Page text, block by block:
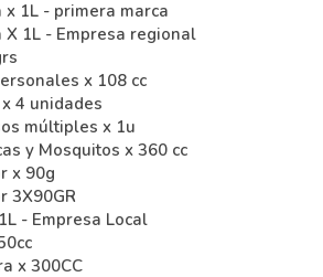
x 1L - primera marca
X 1L - Empresa regional
x 108 cc
4 unidades
múltiples x 1u
y Mosquitos x 360 cc
x 90g
3X90GR
- Empresa Local
x 300CC